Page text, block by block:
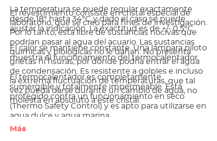
La temperatura se puede regular exactamente
desde 18° hasta 34°C y dado el caso se puede
ajustar la indicación. La exactitud es de +/- 0,5°C.
El calor se mantiene constante. Una lámpara piloto
muestra el funcionamiento del termocalentador.
El termocalentador es completamente
sumergible y totalmente impermeable. Está
protegido contra un funcionamiento en seco
(Thermo Safety Control) y es apto para utilizarse en
agua dulce y agua marina.
El revestimiento consiste en cristal especial de
laboratorio, que se creó para fines de investigación.
Por lo tanto, está libre de sustancias nocivas que
podrían pasar al agua del acuario. Las sustancias
químicas y biológicas no le dañan. No presenta
grietas ni fisuras, por dónde podría entrar el agua
de condensación. Es resistente a golples e incluso
la extrema fluctuación de temperaturas, que tal
vez pueda darse durante un cambio de agua, no
molesta en absoluto a este cristal.
Más